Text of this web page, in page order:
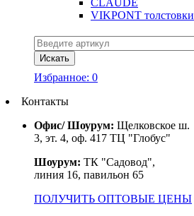
CLAUDE
VIKPONT толстовки
Избранное: 0
Контакты
Офис/ Шоурум: Щелковское ш.
3, эт. 4, оф. 417 ТЦ "Глобус"
Шоурум: ТК "Садовод",
линия 16, павильон 65
ПОЛУЧИТЬ ОПТОВЫЕ ЦЕНЫ